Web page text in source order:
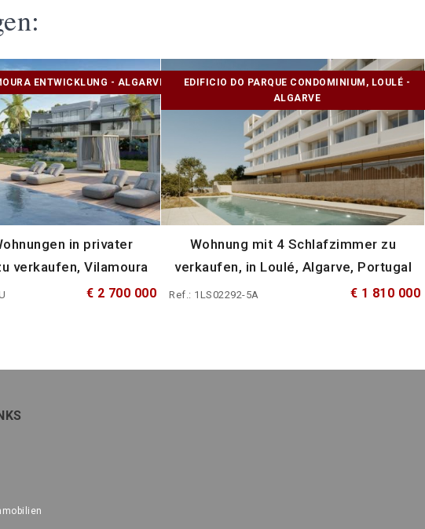
ENTWICKLUNG - ALGARVE
in privater
verkaufen, Vilamoura
€ 2 700 000
EDIFICIO DO PARQUE CONDOMINIUM, LOULÉ -
ALGARVE
Wohnung mit 4 Schlafzimmer zu
verkaufen, in Loulé, Algarve, Portugal
Ref.: 1LS02292-5A € 1 810 000